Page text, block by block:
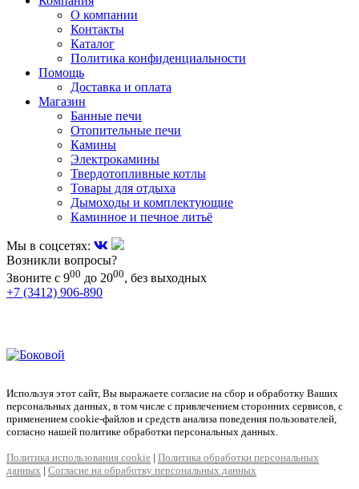
О компании
Контакты
Каталог
Политика конфиденциальности
Помощь
Доставка и оплата
Магазин
Банные печи
Отопительные печи
Камины
Электрокамины
Твердотопливные котлы
Товары для отдыха
Дымоходы и комплектующие
Каминное и печное литьё
Мы в соцсетях:
Возникли вопросы?
Звоните с 900 до 2000, без выходных
+7 (3412) 906-890
Используя этот сайт, Вы выражаете согласие на сбор и обработку Ваших
персональных данных, в том числе с привлечением сторонних сервисов, с
применением cookie-файлов и средств анализа поведения пользователей,
согласно нашей политике обработки персональных данных.
Политика использования cookie | Политика обработки персональных
данных | Согласие на обработку персональных данных